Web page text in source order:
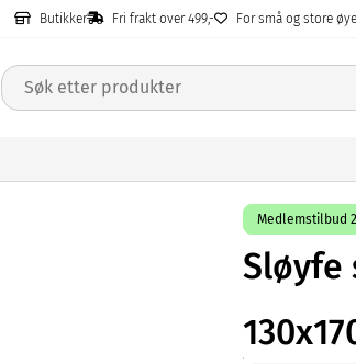
Butikker Fri frakt over 499,- For små og store
Medlemstilbud
Sløyfe